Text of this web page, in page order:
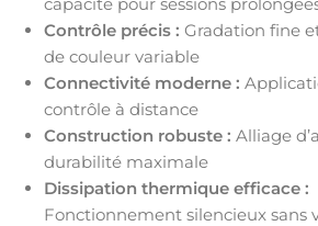
Contrôle précis : Gradation fine
de couleur variable
Connectivité moderne :
contrôle à distance
Construction robuste : Alliage
durabilité maximale
Dissipation thermique efficace :
Fonctionnement silencieux sans